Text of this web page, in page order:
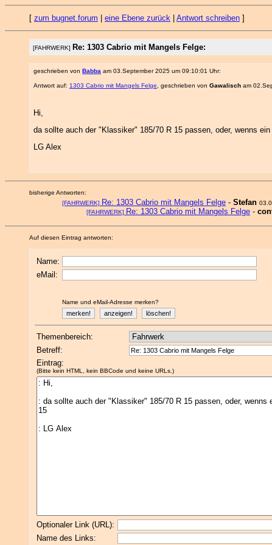
[ zum bugnet.forum eine Ebene zurück Antwort schreiben ]
[FAHRWERK] Re: 1303 Cabrio mit Mangels Felge:
geschrieben von Babba am 03.September 2025 um 09:10:01 Uhr:
Antwort auf: 1303 Cabrio mit Mangels Felge , geschrieben von Gawalisch am
Hi,
da sollte auch der "Klassiker" 185/70 R 15 passen, oder, wenns
LG Alex
bisherige Antworten:
[FAHRWERK] Re: 1303 Cabrio mit Mangels Felge - Stefan
[FAHRWERK] Re: 1303 Cabrio mit Mangels Felge -
Auf diesen Eintrag antworten:
Name:
eMail:
Name und eMail-Adresse merken?
Themenbereich:
Betreff:
Eintrag:
(Bitte kein HTML, kein BBCode und keine URLs.)
Optionaler Link (URL):
Name des Links: